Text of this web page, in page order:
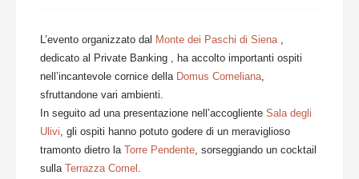
L’evento organizzato dal Monte dei Paschi di Siena
dedicato al Private Banking , ha accolto importanti ospiti
nell’incantevole cornice della Domus Comeliana
sfruttandone vari ambienti.
In seguito ad una presentazione nell’accogliente Sala degli
Ulivi , gli ospiti hanno potuto godere di un meraviglioso
tramonto dietro la Torre Pendente , sorseggiando un cocktail
sulla Terrazza Comel